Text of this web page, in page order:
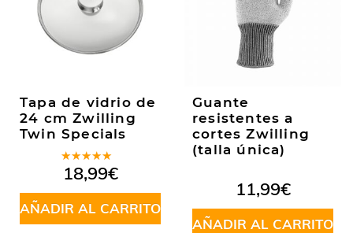
Tapa de vidrio de
24 cm Zwilling
Twin Specials
Valorado
en5.00de
5
18,99€
AÑADIR AL CARRITO
Guante
resistentes a
cortes Zwilling
(talla única)
11,99€
AÑADIR AL CARRITO